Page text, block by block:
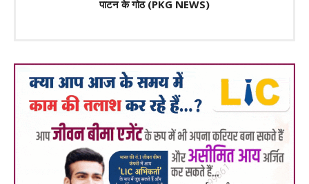
पाटन के गोठ (PKG NEWS)